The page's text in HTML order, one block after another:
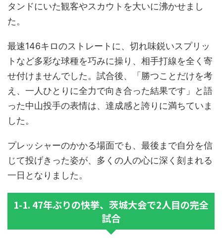
タンドにいた観客やスカウトを大いに沸かせまし
た。
最速146キロのストレートに、切れ味鋭いスプリッ
トなど多彩な球種を巧みに操り、相手打線を全く寄
せ付けませんでした。試合後、「勝つことだけを考
え、一人ひとりに全力で向き合った結果です」と語
った中山投手の表情は、達成感と誇りに満ちていま
した。
プレッシャーのかかる場面でも、最後まで自分を信
じて投げきった姿が、多くの人の心に深く刻まれる
一日となりました。
1-1. 47年ぶりの快挙、茨城大会で2人目の完全
試合